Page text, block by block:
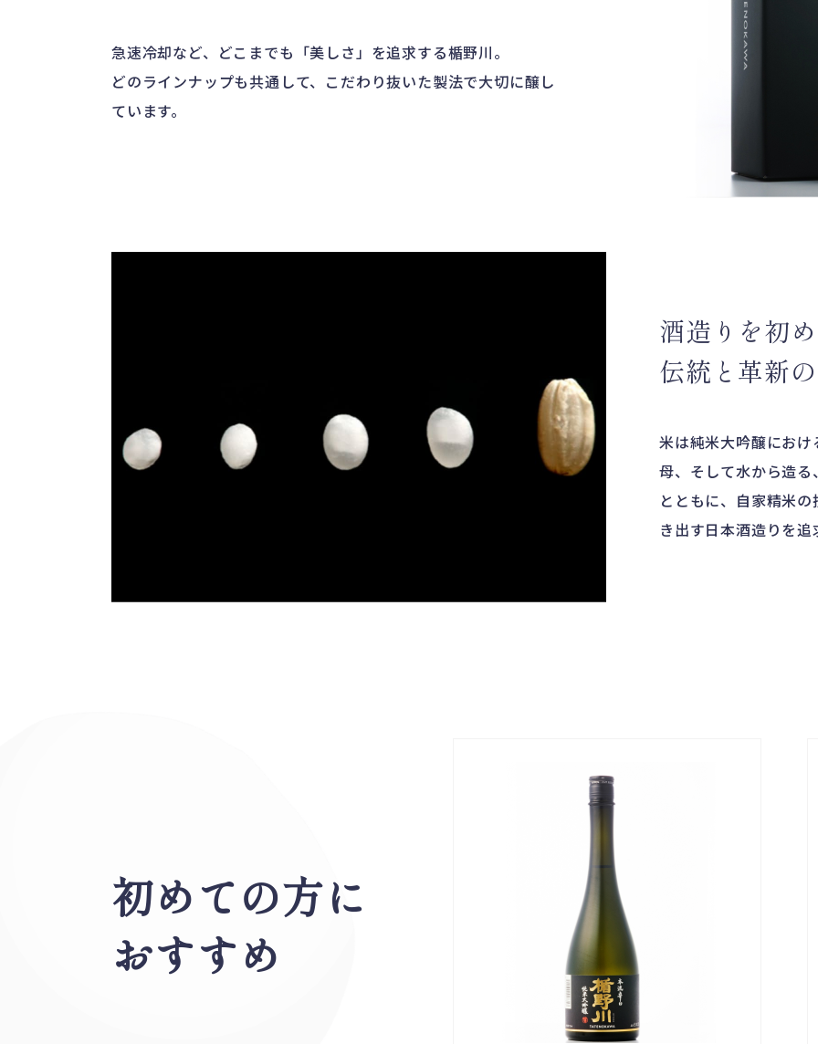
急速冷却など、どこまでも「美しさ」を追求する楯野川。
どのラインナップも共通して、こだわり抜いた製法で大切に醸し
ています。
酒造りを初
伝統と革新
米は純米大吟醸にお
母、そして水から造
とともに、自家精米
き出す日本酒造りを追
初めての方に
おすすめ